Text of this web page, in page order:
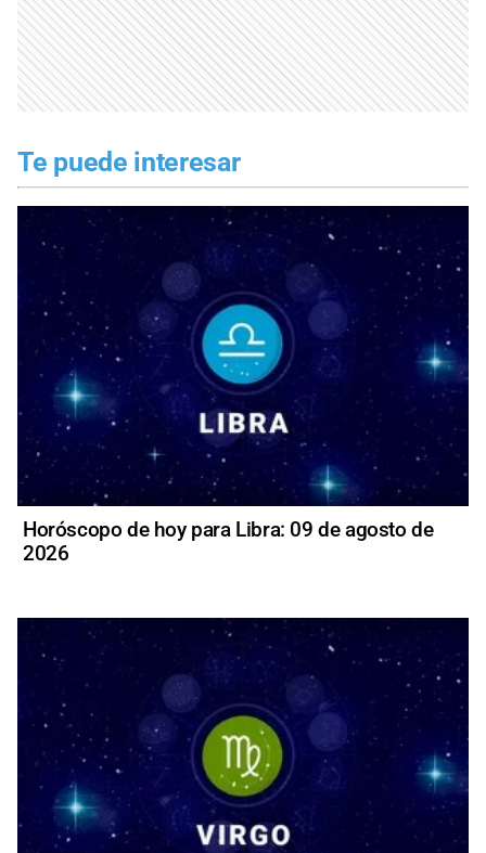
Te puede interesar
Horóscopo de hoy para Libra: 09 de agosto de
2026